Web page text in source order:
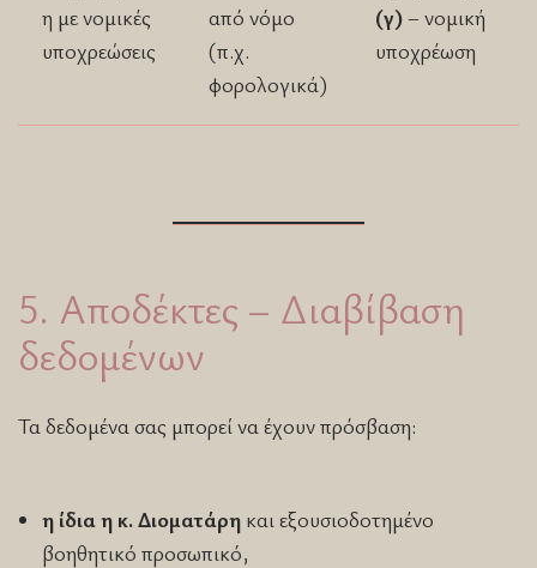
η με νομικές
υποχρεώσεις
από νόμο
(π.χ.
φορολογικά)
(γ)– νομική
υποχρέωση
5. Αποδέκτες – Διαβίβαση
δεδομένων
Τα δεδομένα σας μπορεί να έχουν πρόσβαση:
η ίδια η κ. Διοματάρη και εξουσιοδοτημένο
βοηθητικό προσωπικό,